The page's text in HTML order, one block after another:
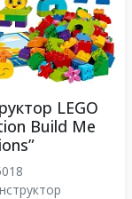
LEGO
Build Me